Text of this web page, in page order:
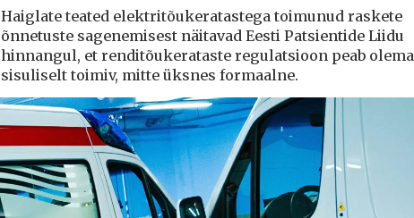
Haiglate teated elektritõukeratastega toimunud raskete
õnnetuste sagenemisest näitavad Eesti Patsientide Liidu
hinnangul, et renditõukerataste regulatsioon peab olema
sisuliselt toimiv, mitte üksnes formaalne.